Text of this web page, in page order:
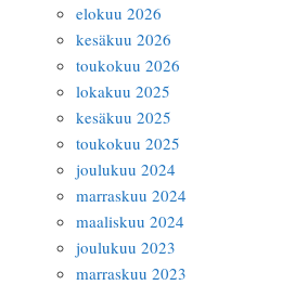
elokuu 2026
kesäkuu 2026
toukokuu 2026
lokakuu 2025
kesäkuu 2025
toukokuu 2025
joulukuu 2024
marraskuu 2024
maaliskuu 2024
joulukuu 2023
marraskuu 2023